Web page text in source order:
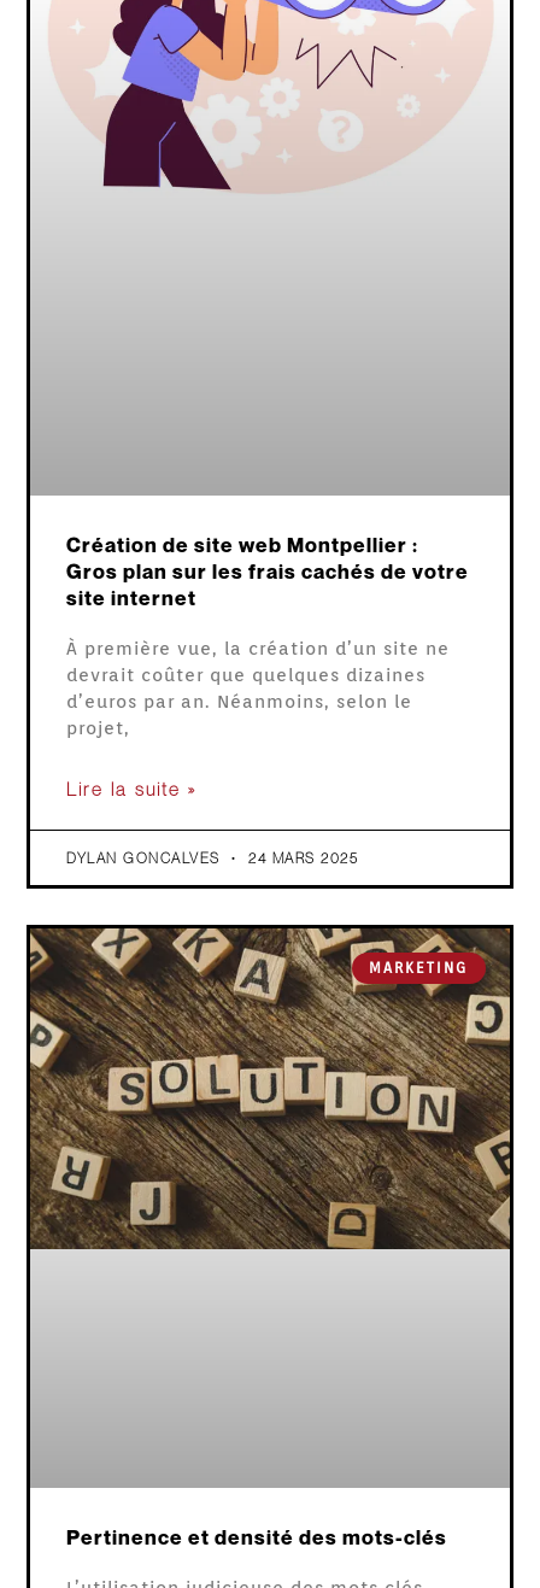
Création de site web Montpellier :
Gros plan sur les frais cachés de votre
site internet
À première vue, la création d’un site ne
devrait coûter que quelques dizaines
d’euros par an. Néanmoins, selon le
projet,
Lire la suite »
DYLAN GONCALVES 24 MARS 2025
MARKETING
Pertinence et densité des mots-clés